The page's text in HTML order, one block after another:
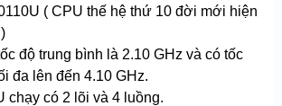
( CPU thế hệ thứ 10 đời mới hiện
độ trung bình là 2.10 GHz và có tốc
đa lên đến 4.10 GHz.
chạy có 2 lõi và 4 luồng.